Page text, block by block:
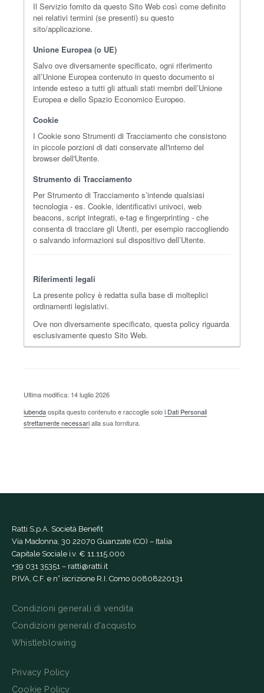
Il Servizio fornito da questo Sito Web così come definito
nei relativi termini (se presenti) su questo
sito/applicazione.
Unione Europea (o UE)
Salvo ove diversamente specificato, ogni riferimento
all’Unione Europea contenuto in questo documento si
intende esteso a tutti gli attuali stati membri dell’Unione
Europea e dello Spazio Economico Europeo.
Cookie
I Cookie sono Strumenti di Tracciamento che consistono
in piccole porzioni di dati conservate all'interno del
browser dell'Utente.
Strumento di Tracciamento
Per Strumento di Tracciamento s’intende qualsiasi
tecnologia - es. Cookie, identificativi univoci, web
beacons, script integrati, e-tag e fingerprinting - che
consenta di tracciare gli Utenti, per esempio raccogliendo
o salvando informazioni sul dispositivo dell’Utente.
Riferimenti legali
La presente policy è redatta sulla base di molteplici
ordinamenti legislativi.
Ove non diversamente specificato, questa policy riguarda
esclusivamente questo Sito Web.
Ultima modifica: 14 luglio 2026
iubendaospita questo contenuto e raccoglie soloi Dati Personali
strettamente necessarialla sua fornitura.
Ratti S.p.A. Società Benefit
Via Madonna, 30 22070 Guanzate (CO) – Italia
Capitale Sociale i.v. € 11.115.000
+39 031 35351 – ratti@ratti.it
P.IVA, C.F. e n° iscrizione R.I. Como 00808220131
Condizioni generali di vendita
Condizioni generali d'acquisto
Whistleblowing
Privacy Policy
Cookie Policy